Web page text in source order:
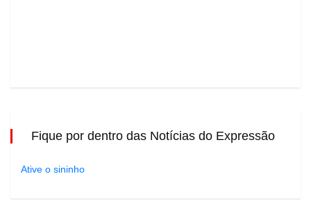
Fique por dentro das Notícias do Expressão
Ative o sininho